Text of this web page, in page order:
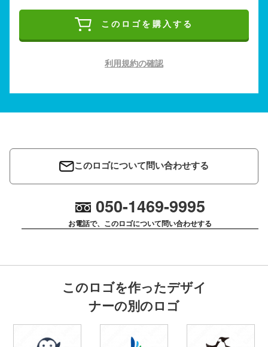
このロゴを購入する
利用規約の確認
このロゴについて問い合わせする
050-1469-9995
お電話で、このロゴについて問い合わせする
このロゴを作ったデザイ
ナーの別のロゴ